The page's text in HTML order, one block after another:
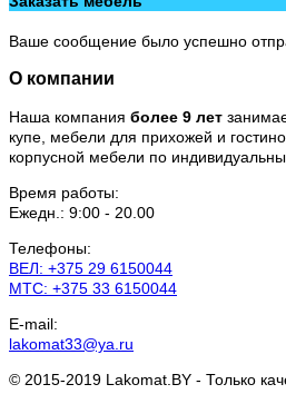
Ваше сообщение было успешно
О компании
Наша компания более 9 лет
купе, мебели для прихожей и
корпусной мебели по
Время работы:
Ежедн.: 9:00 - 20.00
Телефоны:
ВЕЛ: +375 29 6150044
МТС: +375 33 6150044
E-mail:
lakomat33@ya.ru
© 2015-2019 Lakomat.BY - Только